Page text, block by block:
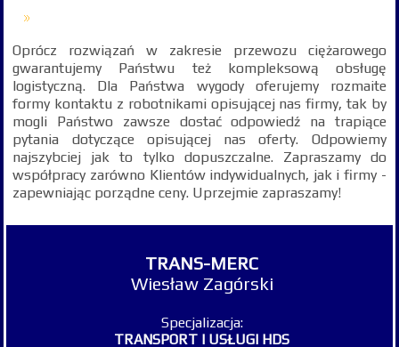
Oprócz rozwiązań w zakresie przewozu ciężarowego
gwarantujemy Państwu też kompleksową obsługę
logistyczną. Dla Państwa wygody oferujemy rozmaite
formy kontaktu z robotnikami opisującej nas firmy, tak by
mogli Państwo zawsze dostać odpowiedź na trapiące
pytania dotyczące opisującej nas oferty. Odpowiemy
najszybciej jak to tylko dopuszczalne. Zapraszamy do
współpracy zarówno Klientów indywidualnych, jak i firmy -
zapewniając porządne ceny. Uprzejmie zapraszamy!
TRANS-MERC
Wiesław Zagórski
Specjalizacja:
TRANSPORT I USŁUGI HDS